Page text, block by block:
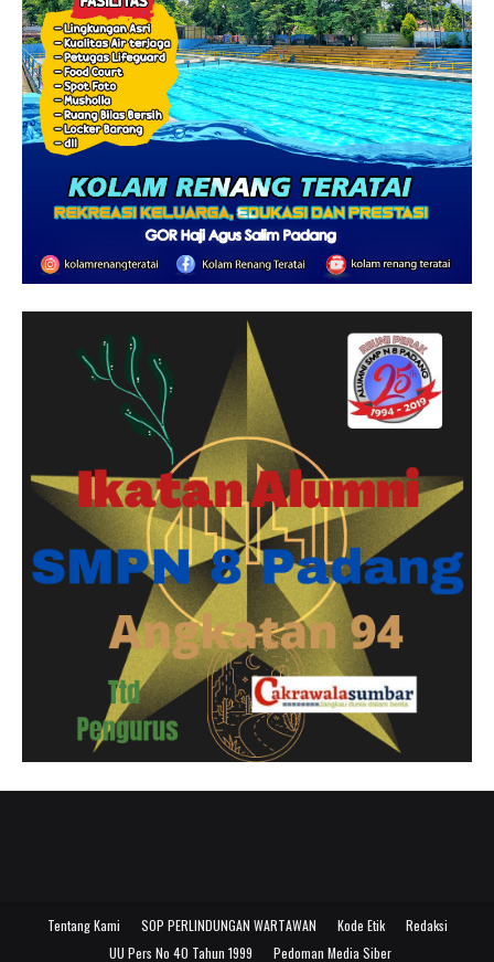
Tentang Kami SOP PERLINDUNGAN WARTAWAN Kode Etik
Redaksi
UU Pers No 40 Tahun 1999
Pedoman Media Siber